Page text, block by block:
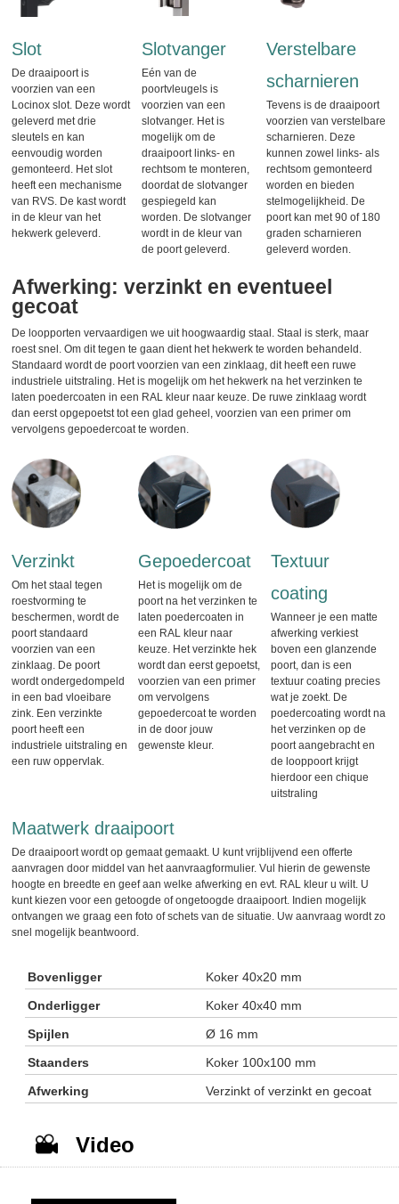
Slot
De draaipoort is
voorzien van een
Locinox slot. Deze wordt
geleverd met drie
sleutels en kan
eenvoudig worden
gemonteerd. Het slot
heeft een mechanisme
van RVS. De kast wordt
in de kleur van het
hekwerk geleverd.
Slotvanger
Eén van de
poortvleugels is
voorzien van een
slotvanger. Het is
mogelijk om de
draaipoort links- en
rechtsom te monteren,
doordat de slotvanger
gespiegeld kan
worden. De slotvanger
wordt in de kleur van
de poort geleverd.
Verstelbare
scharnieren
Tevens is de draaipoort
voorzien van verstelbare
scharnieren. Deze
kunnen zowel links- als
rechtsom gemonteerd
worden en bieden
stelmogelijkheid. De
poort kan met 90 of 180
graden scharnieren
geleverd worden.
Afwerking: verzinkt en eventueel
gecoat
De loopporten vervaardigen we uit hoogwaardig staal. Staal is sterk, maar
roest snel. Om dit tegen te gaan dient het hekwerk te worden behandeld.
Standaard wordt de poort voorzien van een zinklaag, dit heeft een ruwe
industriele uitstraling. Het is mogelijk om het hekwerk na het verzinken te
laten poedercoaten in een RAL kleur naar keuze. De ruwe zinklaag wordt
dan eerst opgepoetst tot een glad geheel, voorzien van een primer om
vervolgens gepoedercoat te worden.
Verzinkt
Om het staal tegen
roestvorming te
beschermen, wordt de
poort standaard
voorzien van een
zinklaag. De poort
wordt ondergedompeld
in een bad vloeibare
zink. Een verzinkte
poort heeft een
industriele uitstraling en
een ruw oppervlak.
Gepoedercoat
Het is mogelijk om de
poort na het verzinken te
laten poedercoaten in
een RAL kleur naar
keuze. Het verzinkte hek
wordt dan eerst gepoetst,
voorzien van een primer
om vervolgens
gepoedercoat te worden
in de door jouw
gewenste kleur.
Textuur
coating
Wanneer je een matte
afwerking verkiest
boven een glanzende
poort, dan is een
textuur coating precies
wat je zoekt. De
poedercoating wordt na
het verzinken op de
poort aangebracht en
de looppoort krijgt
hierdoor een chique
uitstraling
Maatwerk draaipoort
De draaipoort wordt op gemaat gemaakt. U kunt vrijblijvend een offerte
aanvragen door middel van het aanvraagformulier. Vul hierin de gewenste
hoogte en breedte en geef aan welke afwerking en evt. RAL kleur u wilt. U
kunt kiezen voor een getoogde of ongetoogde draaipoort. Indien mogelijk
ontvangen we graag een foto of schets van de situatie. Uw aanvraag wordt zo
snel mogelijk beantwoord.
Bovenligger
Koker 40x20 mm
Onderligger
Koker 40x40 mm
Spijlen
Ø 16 mm
Staanders
Koker 100x100 mm
Afwerking
Verzinkt of verzinkt en gecoat
Video